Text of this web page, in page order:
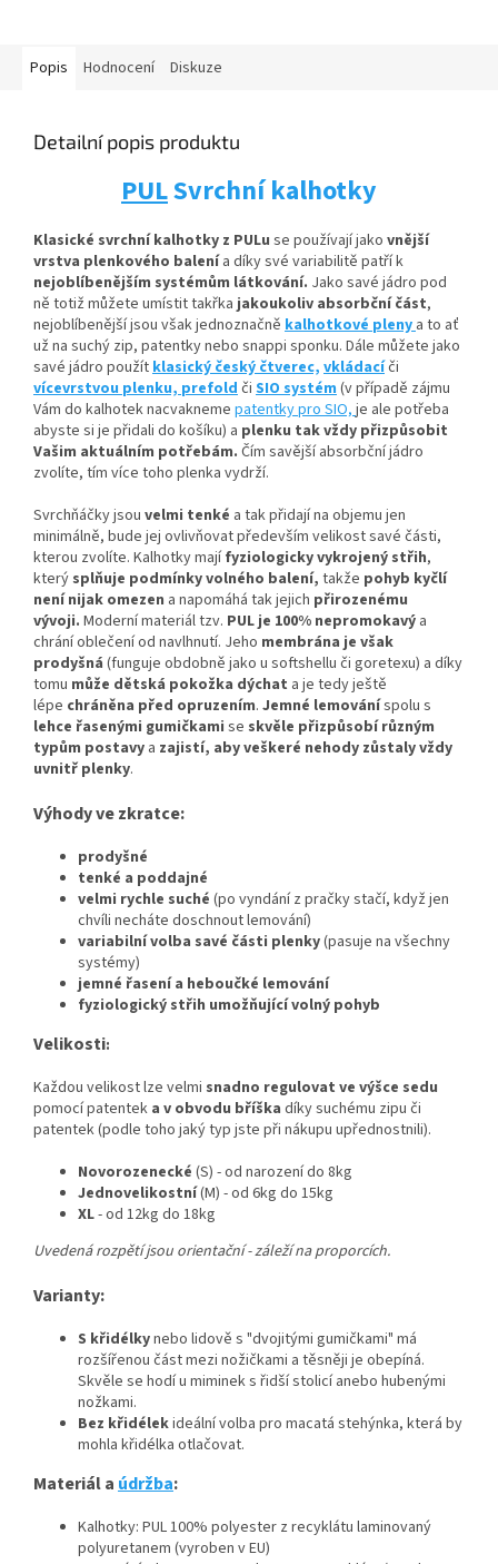
Popis Hodnocení Diskuze
Detailní popis produktu
PULSvrchní kalhotky
Klasické svrchní kalhotky z PULu se používají jako vnější
vrstva plenkového balenía díky své variabilitě patří k
nejoblíbenějším systémům látkování. Jako savé jádro pod
ně totiž můžete umístittakřkajakoukoliv absorbčníčást,
nejoblíbenější jsou však jednoznačně kalhotkové pleny a to ať
už na suchý zip, patentky nebo snappi sponku. Dále můžete jako
savé jádro použítklasický český čtverec, vkládacíči
vícevrstvou plenku,prefoldči SIO systém(v případě zájmu
Vám do kalhotek nacvakneme patentky pro SIO,je ale potřeba
abyste si je přidali do košíku) a plenku tak vždy přizpůsobit
Vašim aktuálním potřebám. Čím savější absorbční jádro
zvolíte, tím více toho plenka vydrží.
Svrchňáčky jsou velmi tenké a tak přidají na objemu jen
minimálně, bude jej ovlivňovat především velikost savé části,
kterou zvolíte. Kalhotky majífyziologicky vykrojený střih,
který splňuje podmínky volného balení, takže pohyb kyčlí
není nijak omezen a napomáhá tak jejich přirozenému
vývoji. Moderní materiál tzv. PUL je 100% nepromokavý a
chrání oblečení od navlhnutí. Jeho membrána je však
prodyšná (funguje obdobně jako u softshellu či goretexu) a díky
tomu může dětská pokožka dýchat a je tedy ještě
lépe chráněna před opruzením. Jemné lemováníspolu s
lehce řasenými gumičkami se skvěle přizpůsobí různým
typům postavy a zajistí, aby veškeré nehody zůstaly vždy
uvnitř plenky.
Výhody ve zkratce:
prodyšné
tenké a poddajné
velmi rychle suché (po vyndání z pračky stačí, když jen
chvíli necháte doschnout lemování)
variabilní volba savé části plenky(pasuje na všechny
systémy)
jemné řasení a heboučké lemování
fyziologický střih umožňující volný pohyb
Velikosti:
Každou velikost lze velmi snadno regulovat ve výšce sedu
pomocí patentek a v obvodu bříška díky suchému zipu či
patentek (podle toho jaký typ jste při nákupu upřednostnili).
Novorozenecké (S) - od narození do 8kg
Jednovelikostní(M) - od 6kg do 15kg
XL- od 12kg do 18kg
Uvedená rozpětí jsou orientační - záleží na proporcích.
Varianty:
S křidélkynebo lidově s "dvojitými gumičkami" má
rozšířenou část mezi nožičkami a těsněji je obepíná.
Skvěle se hodí u miminek s řidší stolicí anebo hubenými
nožkami.
Bez křidélekideální volba pro macatá stehýnka, která by
mohla křidélka otlačovat.
Materiál a údržba:
Kalhotky: PUL 100% polyester z recyklátu laminovaný
polyuretanem (vyroben v EU)